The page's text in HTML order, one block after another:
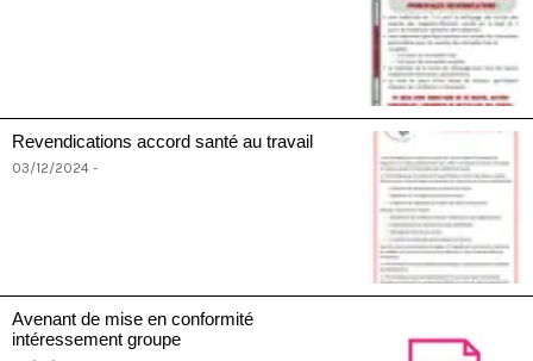
Revendications accord santé au travail
03/12/2024 -
Avenant de mise en conformité
intéressement groupe